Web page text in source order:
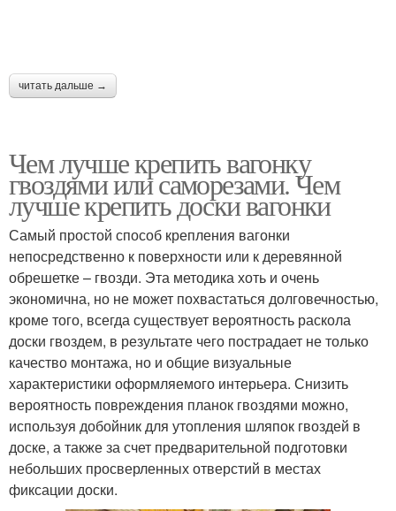
читать дальше →
Чем лучше крепить вагонку
гвоздями или саморезами. Чем
лучше крепить доски вагонки
Самый простой способ крепления вагонки
непосредственно к поверхности или к деревянной
обрешетке – гвозди. Эта методика хоть и очень
экономична, но не может похвастаться долговечностью,
кроме того, всегда существует вероятность раскола
доски гвоздем, в результате чего пострадает не только
качество монтажа, но и общие визуальные
характеристики оформляемого интерьера. Снизить
вероятность повреждения планок гвоздями можно,
используя добойник для утопления шляпок гвоздей в
доске, а также за счет предварительной подготовки
небольших просверленных отверстий в местах
фиксации доски.